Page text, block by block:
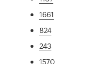
1661
824
243
1570